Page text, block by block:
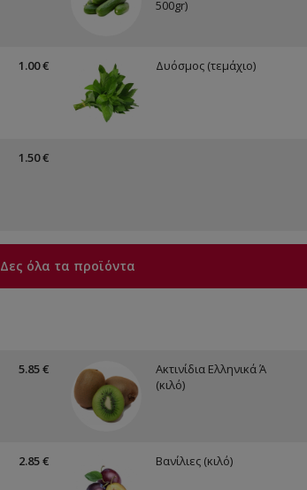
500gr)
1.00 € Δυόσμος (τεμάχιο)
1.50 €
Δες όλα τα προϊόντα
5.85 €
Ακτινίδια Ελληνικά Ά
(κιλό)
2.85 € Βανίλιες (κιλό)